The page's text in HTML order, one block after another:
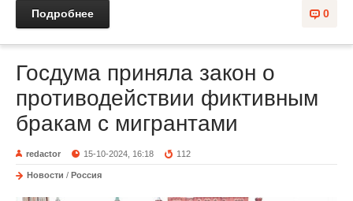
0
Подробнее
Госдума приняла закон о
противодействии фиктивным
бракам с мигрантами
redactor 15-10-2024, 16:18 112
Новости / Россия